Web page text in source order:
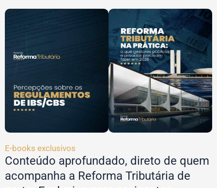
E-books exclusivos
Conteúdo aprofundado, direto de quem
acompanha a Reforma Tributária de